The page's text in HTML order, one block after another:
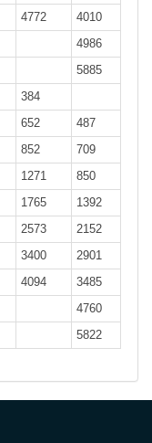
4772
4010
4986
5885
384
652
487
852
709
1271
850
1765
1392
2573
2152
3400
2901
4094
3485
4760
5822